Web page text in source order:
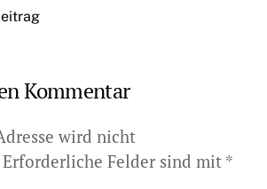
Kommentar
wird nicht
Erforderliche Felder sind mit *